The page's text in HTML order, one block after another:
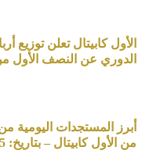
الدوري عن النصف الأول من
أبرز المستجدات اليومية
من الأول كابيتال – بتاريخ: 05-07-2026م